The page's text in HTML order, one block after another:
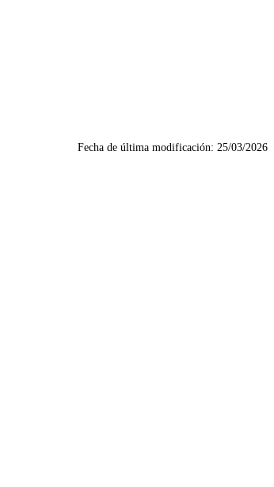
Fecha de última modificación: 25/03/2026